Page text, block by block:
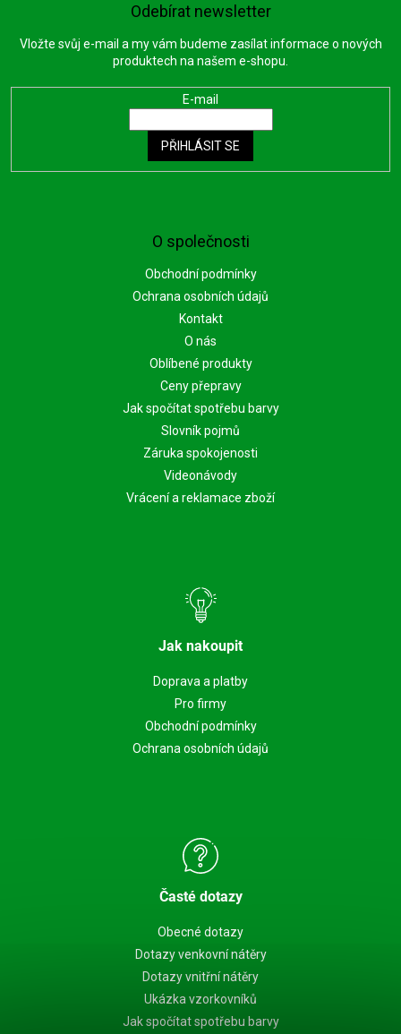
O společnosti
Obchodní podmínky
Ochrana osobních údajů
Kontakt
O nás
Oblíbené produkty
Ceny přepravy
Jak spočítat spotřebu barvy
Slovník pojmů
Záruka spokojenosti
Videonávody
Vrácení a reklamace zboží
Jak nakoupit
Doprava a platby
Pro firmy
Obchodní podmínky
Ochrana osobních údajů
Časté dotazy
Obecné dotazy
Dotazy venkovní nátěry
Dotazy vnitřní nátěry
Ukázka vzorkovníků
Jak spočítat spotřebu barvy
Odebírat newsletter
Vložte svůj e-mail a my vám budeme zasílat informace o nových
produktech na našem e-shopu.
E-mail
PŘIHLÁSIT SE